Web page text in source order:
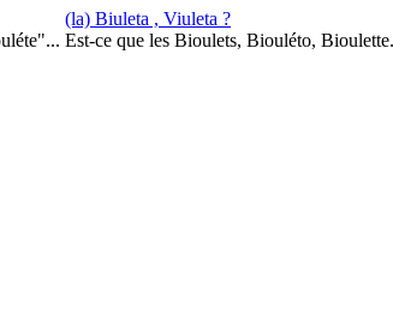
(la) Biuleta , Viuleta ?
Est-ce que les Bioulets, Biouléto,